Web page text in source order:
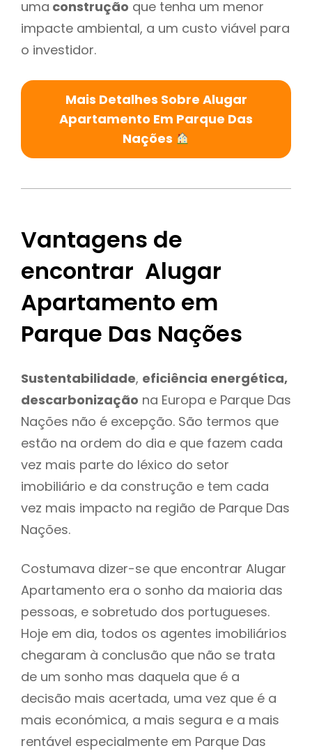
uma construção que tenha um menor
impacte ambiental, a um custo viável para
o investidor.
Mais Detalhes Sobre Alugar
Apartamento Em Parque Das
Nações
Vantagens de
encontrar Alugar
Apartamento em
Parque Das Nações
Sustentabilidade, eficiência energética,
descarbonização na Europa e Parque Das
Nações não é excepção. São termos que
estão na ordem do dia e que fazem cada
vez mais parte do léxico do setor
imobiliário e da construção e tem cada
vez mais impacto na região de Parque Das
Nações.
Costumava dizer-se que encontrar Alugar
Apartamento era o sonho da maioria das
pessoas, e sobretudo dos portugueses.
Hoje em dia, todos os agentes imobiliários
chegaram à conclusão que não se trata
de um sonho mas daquela que é a
decisão mais acertada, uma vez que é a
mais económica, a mais segura e a mais
rentável especialmente em Parque Das